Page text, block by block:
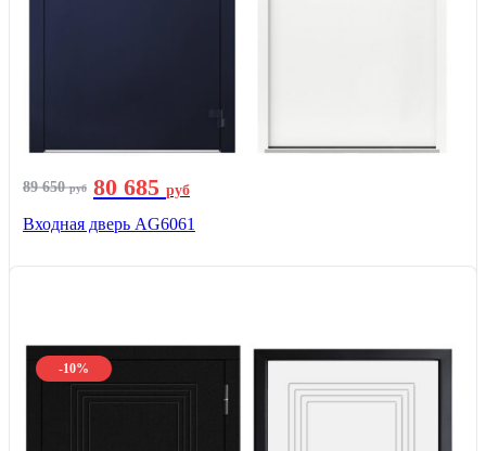
89 650руб 80 685 руб
Входная дверь AG6061
-10%